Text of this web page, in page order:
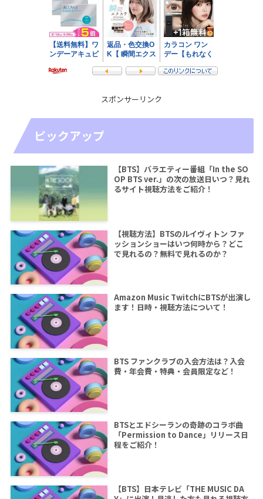
スポンサーリンク
ピックアップ
【BTS】バラエティー番組「In the SO
OP BTS ver.」の次の放送日いつ？見れ
るサイト視聴方法をご紹介！
【視聴方法】BTSのルイヴィトン ファ
ッションショーはいつ何時から？どこ
で見れるの？無料で見れるのか？
Amazon Music TwitchにBTSが出演し
ます！日時・視聴方法について！
BTS ファンクラブの入会方法は？入会
費・年会費・特典・会員限定など！
BTSとエドシーランの奇跡のコラボ曲
「Permission to Dance」リリース日
程をご紹介！
【BTS】日本テレビ「THE MUSIC DA